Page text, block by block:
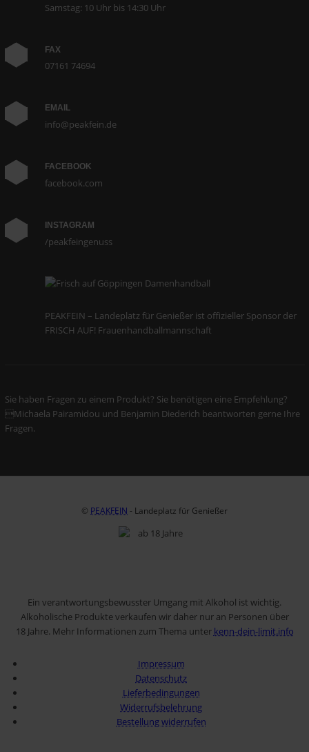
Samstag: 10 Uhr bis 14:30 Uhr
FAX
07161 74694
EMAIL
info@peakfein.de
FACEBOOK
facebook.com
INSTAGRAM
/peakfeingenuss
PEAKFEIN – Landeplatz für Genießer ist offizieller Sponsor der
FRISCH AUF! Frauenhandballmannschaft
Sie haben Fragen zu einem Produkt? Sie benötigen eine Empfehlung?
Michaela Pairamidou und Benjamin Diederich beantworten gerne Ihre
Fragen.
© PEAKFEIN - Landeplatz für Genießer
Ein verantwortungsbewusster Umgang mit Alkohol ist wichtig.
Alkoholische Produkte verkaufen wir daher nur an Personen über
18 Jahre. Mehr Informationen zum Thema unter kenn-dein-limit.info
Impressum
Datenschutz
Lieferbedingungen
Widerrufsbelehrung
Bestellung widerrufen